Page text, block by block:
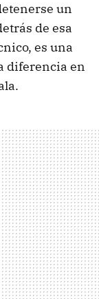
un
de esa
es una
diferencia en